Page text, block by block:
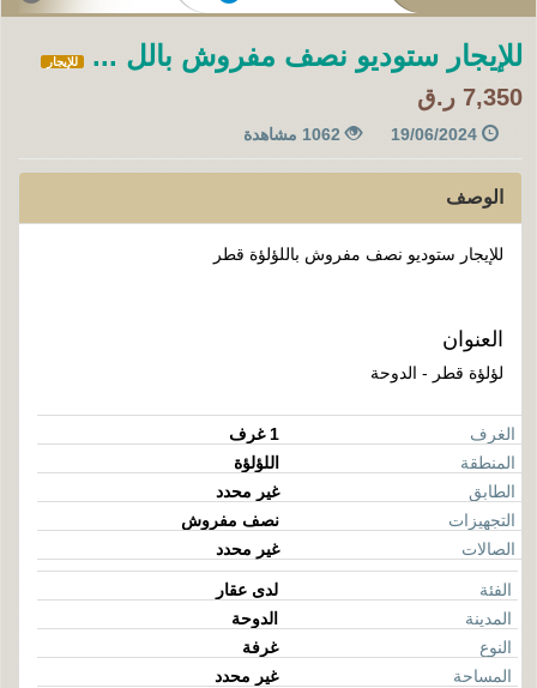
للإيجار ستوديو نصف مفروش بالل ... للإيجار
7,350 ر.ق
19/06/2024 1062 مشاهدة
الوصف
للإيجار ستوديو نصف مفروش باللؤلؤة قطر
العنوان
لؤلؤة قطر - الدوحة
الغرف
1 غرف
المنطقة
اللؤلؤة
الطابق
غير محدد
التجهيزات
نصف مفروش
الصالات
غير محدد
الفئة
لدى عقار
المدينة
الدوحة
النوع
غرفة
المساحة
غير محدد